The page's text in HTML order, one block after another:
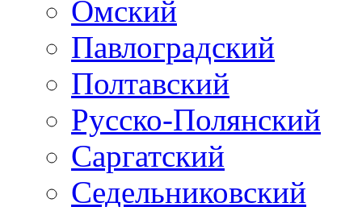
Омский
Павлоградский
Полтавский
Русско-Полянский
Саргатский
Седельниковский